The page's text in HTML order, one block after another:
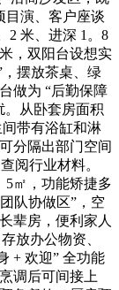
目演、客户座谈
2 米、进深 1。8
，双阳台设想实
，摆放茶桌、绿
做为 “后勤保障
。从卧套房面积
带有浴缸和淋
分隔出部门空间
阅行业材料。
5㎡，功能矫捷多
队协做区”，空
辈房，便利家人
放办公物资、
+ 欢迎” 全功能
调后可间接上